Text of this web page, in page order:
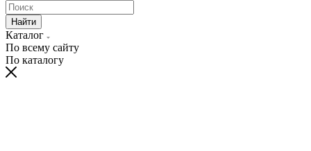
Найти
Каталог
По всему сайту
По каталогу